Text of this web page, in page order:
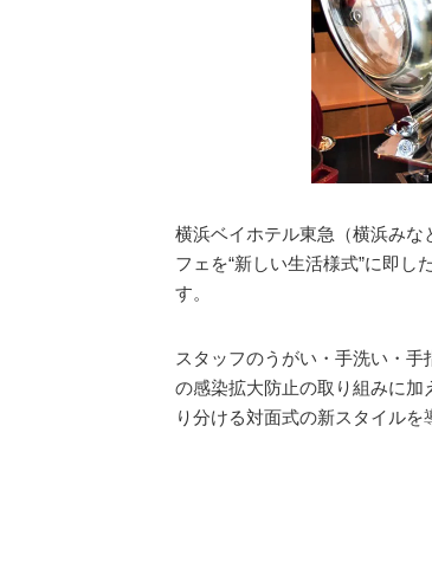
横浜ベイホテル東急（横浜み
フェを“新しい生活様式”に即し
す。
スタッフのうがい・手洗い・
の感染拡大防止の取り組みに
り分ける対面式の新スタイルを